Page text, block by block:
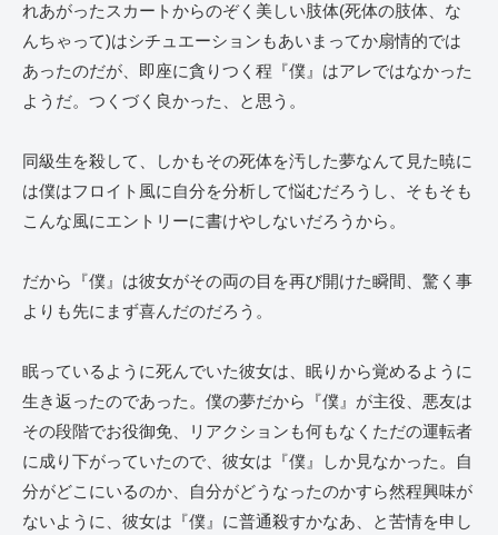
れあがったスカートからのぞく美しい肢体(死体の肢体、な
んちゃって)はシチュエーションもあいまってか扇情的では
あったのだが、即座に貪りつく程『僕』はアレではなかった
ようだ。つくづく良かった、と思う。
同級生を殺して、しかもその死体を汚した夢なんて見た暁に
は僕はフロイト風に自分を分析して悩むだろうし、そもそも
こんな風にエントリーに書けやしないだろうから。
だから『僕』は彼女がその両の目を再び開けた瞬間、驚く事
よりも先にまず喜んだのだろう。
眠っているように死んでいた彼女は、眠りから覚めるように
生き返ったのであった。僕の夢だから『僕』が主役、悪友は
その段階でお役御免、リアクションも何もなくただの運転者
に成り下がっていたので、彼女は『僕』しか見なかった。自
分がどこにいるのか、自分がどうなったのかすら然程興味が
ないように、彼女は『僕』に普通殺すかなあ、と苦情を申し